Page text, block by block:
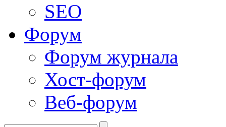
SEO
Форум
Форум журнала
Хост-форум
Веб-форум